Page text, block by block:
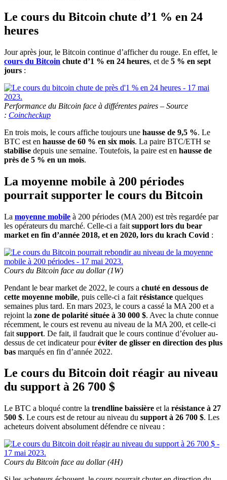
Le cours du Bitcoin chute d’1 % en 24
heures
Jour après jour, le Bitcoin continue d’afficher du rouge. En effet, le
cours du Bitcoin chute d’1 % en 24 heures, et de 5 % en sept
jours :
Performance du Bitcoin face à différentes paires – Source
: Coincheckup
En trois mois, le cours affiche toujours une hausse de 9,5 %. Le
BTC est en hausse de 60 % en six mois. La paire BTC/ETH se
stabilise depuis une semaine. Toutefois, la paire est en hausse de
près de 5 % en un mois.
La moyenne mobile à 200 périodes
pourrait supporter le cours du Bitcoin
La moyenne mobile à 200 périodes (MA 200) est très regardée par
les opérateurs du marché. Celle-ci a fait support lors du bear
market en fin d’année 2018, et en 2020, lors du krach Covid :
Cours du Bitcoin face au dollar (1W)
Pendant le bear market de 2022, le cours a chuté en dessous de
cette moyenne mobile, puis celle-ci a fait résistance quelques
semaines plus tard. En mars 2023, le cours a cassé la MA 200 et a
rejoint la zone de polarité située à 30 000 $. Avec la chute connue
récemment, le cours est revenu au niveau de la MA 200, et celle-ci
fait support. De fait, il faudrait que le cours continue d’évoluer au-
dessus de cet indicateur pouréviter de glisser en direction des plus
bas marqués en fin d’année 2022.
Le cours du Bitcoin doit réagir au niveau
du support à 26 700 $
Le BTC a bloqué contre la trendline baissière et la résistance à 27
500 $. Le cours est de retour au niveau du support à 26 700 $. Les
acheteurs doivent absolument défendre ce niveau :
Cours du Bitcoin face au dollar (4H)